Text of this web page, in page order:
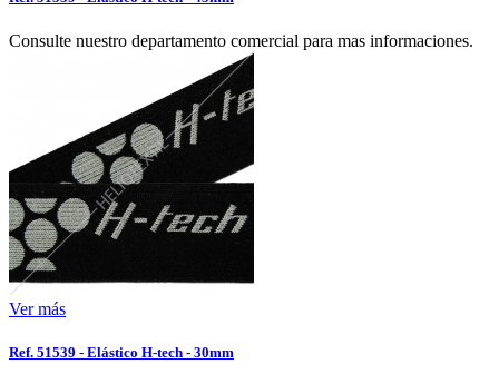
Consulte nuestro departamento comercial para mas informaciones.
Ver más
Ref. 51539 - Elástico H-tech - 30mm